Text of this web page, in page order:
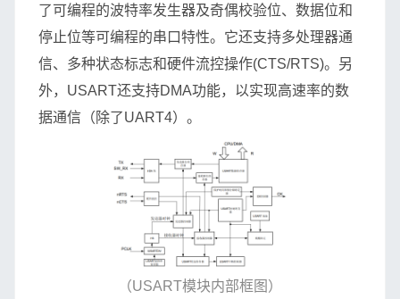
了可编程的波特率发生器及奇偶校验位、数据位和
停止位等可编程的串口特性。它还支持多处理器通
信、多种状态标志和硬件流控操作(CTS/RTS)。另
外，USART还支持DMA功能，以实现高速率的数
据通信（除了UART4）。
（USART模块内部框图）